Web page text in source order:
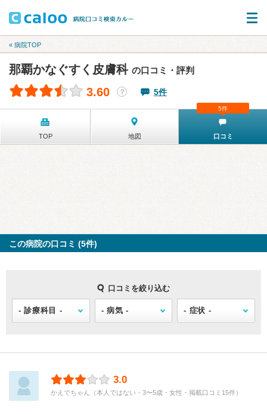
« 病院TOP
那覇かなぐすく皮膚科 の口コミ・評判
3.60 ？ 5件
TOP 地図 口コミ
5件
この病院の口コミ (5件)
口コミを絞り込む
3.0
かえでちゃん（本人ではない・3〜5歳・女性・掲載口コミ15件）